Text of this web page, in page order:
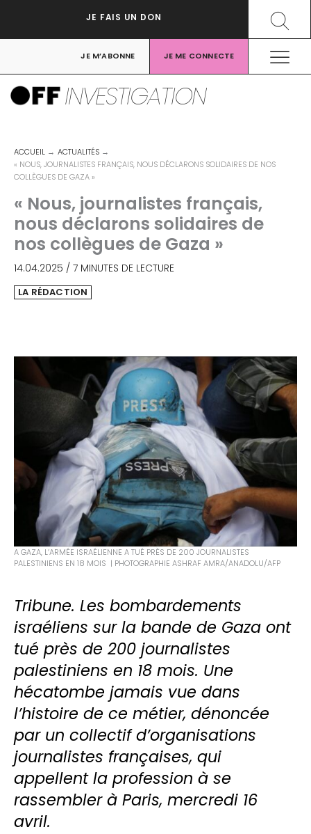
JE FAIS UN DON
JE M’ABONNE JE ME CONNECTE
INVESTIGATION
ACCUEIL
ACTUALITÉS
« NOUS, JOURNALISTES FRANÇAIS, NOUS DÉCLARONS SOLIDAIRES DE NOS
COLLÈGUES DE GAZA »
« Nous, journalistes français,
nous déclarons solidaires de
nos collègues de Gaza »
14.04.2025 / 7 MINUTES DE LECTURE
LA RÉDACTION
A GAZA, L’ARMÉE ISRAÉLIENNE A TUÉ PRÈS DE 200 JOURNALISTES
PALESTINIENS EN 18 MOIS | PHOTOGRAPHIE ASHRAF AMRA/ANADOLU/AFP
Tribune. Les bombardements
israéliens sur la bande de Gaza ont
tué près de 200 journalistes
palestiniens en 18 mois. Une
hécatombe jamais vue dans
l’histoire de ce métier, dénoncée
par un collectif d’organisations
journalistes françaises, qui
appellent la profession à se
rassembler à Paris, mercredi 16
avril.